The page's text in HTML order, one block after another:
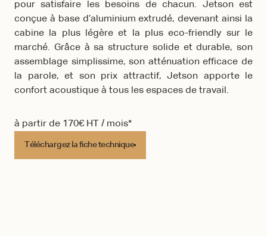
pour satisfaire les besoins de chacun. Jetson est
conçue à base d’aluminium extrudé, devenant ainsi la
cabine la plus légère et la plus eco-friendly sur le
marché. Grâce à sa structure solide et durable, son
assemblage simplissime, son atténuation efficace de
la parole, et son prix attractif, Jetson apporte le
confort acoustique à tous les espaces de travail.
à partir de 170€ HT / mois*
Téléchargez la fiche technique
Téléchargez la fiche technique